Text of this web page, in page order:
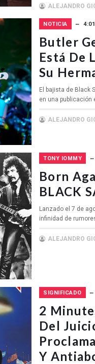
ALEJANDRO
NOTICIA
Butler
Está De
Su
El bajista de Black
en una publicación
ALEJANDRO
TONY IOMMY
Born
BLACK
Lanzado el 7 de
infinidad de
ALEJANDRO
SIGNIFICADO
2
Del
Y